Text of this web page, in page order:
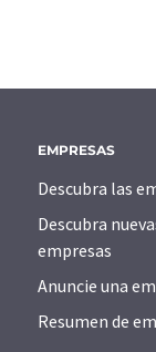
EMPRESAS
Descubra las
Descubra
empresas
Anuncie una
Resumen de